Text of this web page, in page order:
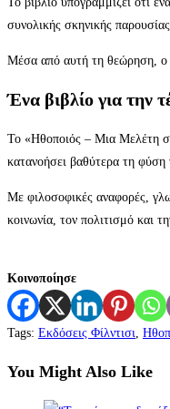
συνολικής σκηνικής παρουσίας.
Μέσα από αυτή τη θεώρηση, ο
Ένα βιβλίο για την
Το «Ηθοποιός – Μια Μελέτη
κατανοήσει βαθύτερα τη φύση
Με φιλοσοφικές αναφορές,
κοινωνία, τον πολιτισμό και
Κοινοποίησε
Tags: Εκδόσεις Φίλντισι
You Might Also Like